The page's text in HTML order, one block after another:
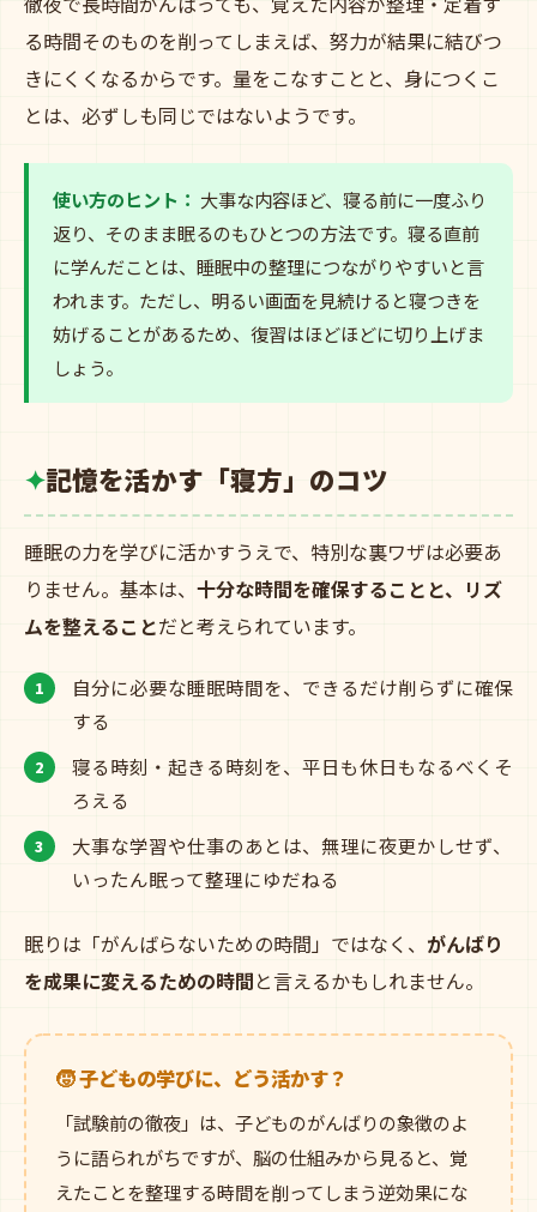
る時間そのものを削ってしまえば、努力が結果に結びつ
きにくくなるからです。量をこなすことと、身につくこ
とは、必ずしも同じではないようです。
使い方のヒント： 大事な内容ほど、寝る前に一度ふり
返り、そのまま眠るのもひとつの方法です。寝る直前
に学んだことは、睡眠中の整理につながりやすいと言
われます。ただし、明るい画面を見続けると寝つきを
妨げることがあるため、復習はほどほどに切り上げま
しょう。
記憶を活かす「寝方」のコツ
睡眠の力を学びに活かすうえで、特別な裏ワザは必要あ
りません。基本は、 十分な時間を確保することと、リズ
ムを整えることだと考えられています。
自分に必要な睡眠時間を、できるだけ削らずに確保
する
寝る時刻・起きる時刻を、平日も休日もなるべくそ
ろえる
大事な学習や仕事のあとは、無理に夜更かしせず、
いったん眠って整理にゆだねる
眠りは「がんばらないための時間」ではなく、 がんばり
を成果に変えるための時間と言えるかもしれません。
🧒 子どもの学びに、どう活かす？
「試験前の徹夜」は、子どものがんばりの象徴のよ
うに語られがちですが、脳の仕組みから見ると、覚
えたことを整理する時間を削ってしまう逆効果にな